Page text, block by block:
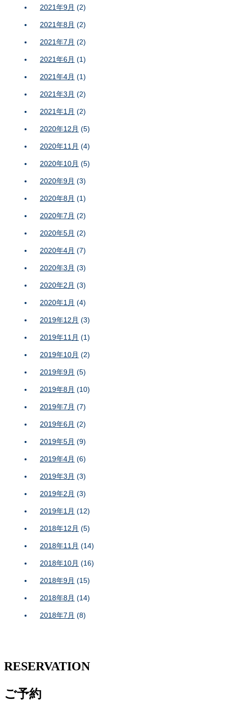
2021年9月 (2)
2021年8月 (2)
2021年7月 (2)
2021年6月 (1)
2021年4月 (1)
2021年3月 (2)
2021年1月 (2)
2020年12月 (5)
2020年11月 (4)
2020年10月 (5)
2020年9月 (3)
2020年8月 (1)
2020年7月 (2)
2020年5月 (2)
2020年4月 (7)
2020年3月 (3)
2020年2月 (3)
2020年1月 (4)
2019年12月 (3)
2019年11月 (1)
2019年10月 (2)
2019年9月 (5)
2019年8月 (10)
2019年7月 (7)
2019年6月 (2)
2019年5月 (9)
2019年4月 (6)
2019年3月 (3)
2019年2月 (3)
2019年1月 (12)
2018年12月 (5)
2018年11月 (14)
2018年10月 (16)
2018年9月 (15)
2018年8月 (14)
2018年7月 (8)
RESERVATION
ご予約